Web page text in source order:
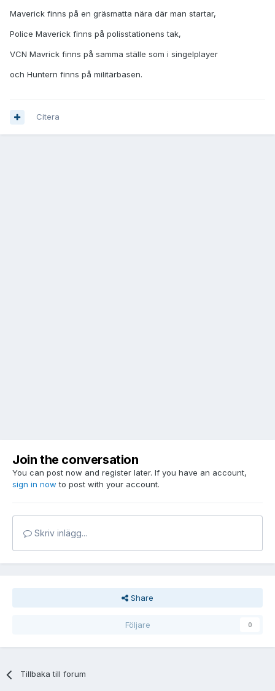
Maverick finns på en gräsmatta nära där man startar,
Police Maverick finns på polisstationens tak,
VCN Mavrick finns på samma ställe som i singelplayer
och Huntern finns på militärbasen.
Citera
Join the conversation
You can post now and register later. If you have an account,
sign in now to post with your account.
Skriv inlägg...
Share
Följare 0
Tillbaka till forum